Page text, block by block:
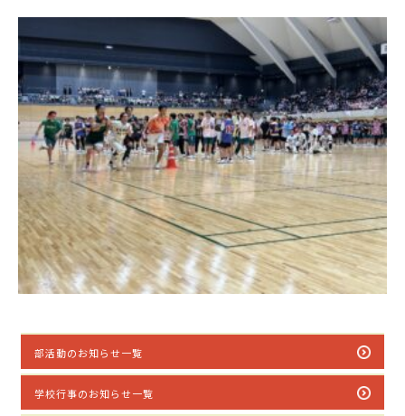
部活動のお知らせ一覧
学校行事のお知らせ一覧